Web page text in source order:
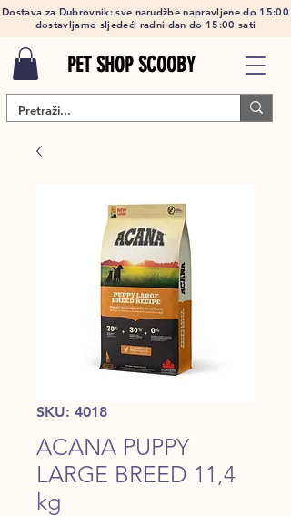
Dostava za Dubrovnik: sve narudžbe napravljene do 15:00
dostavljamo sljedeći radni dan do 15:00 sati
PET SHOP SCOOBY
SKU: 4018
ACANA PUPPY
LARGE BREED 11,4
kg